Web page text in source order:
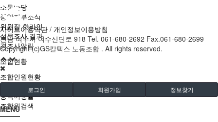
소통마당
중앙지부소식
위원장 핫라인
설문조사 결과
경조사알림
조합현황
조합인원현황
쉬프트코디현황
공약이행율
조합원검색
사이트이용약관 / 개인정보이용방침
전남 여수시 여수산단로 918 Tel. 061-680-2692 Fax.061-680-2699
Copyright (c)GS칼텍스 노동조합 . All rights reserved.
로그인 회원가입 정보찾기
MENU